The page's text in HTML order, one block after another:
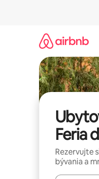
Feria
Rezervujte
bývania a